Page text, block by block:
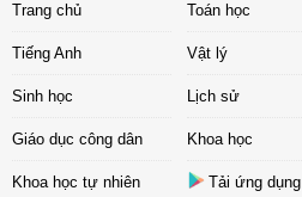
Trang chủ Toán học
Tiếng Anh Vật lý
Sinh học Lịch sử
Giáo dục công dân Khoa học
Khoa học tự nhiên Tải ứng dụng